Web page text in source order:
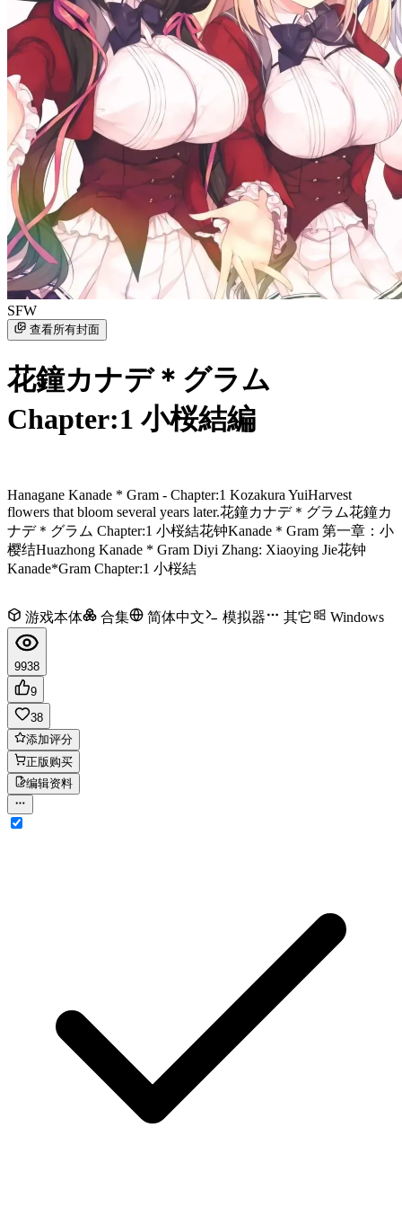
SFW
查看所有封面
花鐘カナデ＊グラム
Chapter:1 小桜結編
Hanagane Kanade * Gram - Chapter:1 Kozakura YuiHarvest
flowers that bloom several years later.花鐘カナデ＊グラム花鐘カ
ナデ＊グラム Chapter:1 小桜結花钟Kanade＊Gram 第一章：小
樱结Huazhong Kanade * Gram Diyi Zhang: Xiaoying Jie花钟
Kanade*Gram Chapter:1 小桜結
游戏本体 合集 简体中文 模拟器 其它 Windows
9938
9
38
添加评分
正版购买
编辑资料